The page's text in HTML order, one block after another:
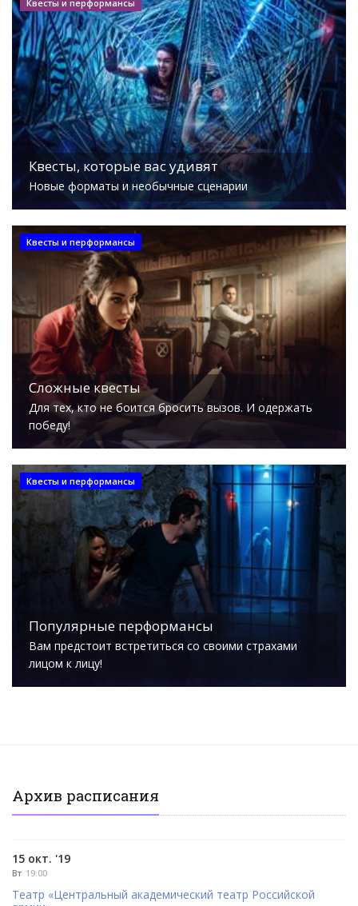
Квесты и перформансы
Квесты, которые вас удивят
Новые форматы и необычные сценарии
Квесты и перформансы
Сложные квесты
Для тех, кто не боится бросить вызов. И одержать
победу!
Квесты и перформансы
Популярные перформансы
Вам предстоит встретиться со своими страхами
лицом к лицу!
Архив расписания
15 окт. '19
Вт 19:00
Театр «Центральный академический театр Российской